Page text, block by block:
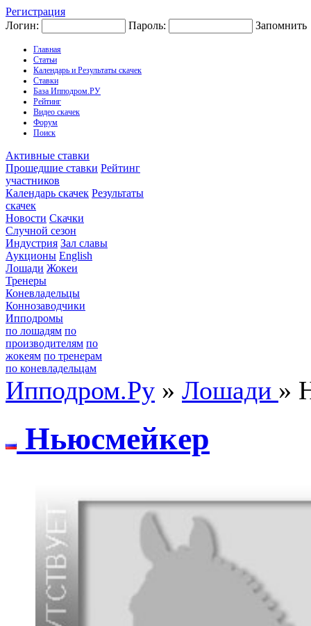
Регистрация
Логин:
Пароль: Запомнить
Главная
Статьи
Календарь и Результаты скачек
Ставки
База Ипподром.РУ
Рейтинг
Видео скачек
Форум
Поиск
Активные ставки
Прошедшие ставки Рейтинг
участников
Календарь скачек Результаты
скачек
Новости Скачки
Случной сезон
Индустрия Зал славы
Аукционы English
Лошади Жокеи
Тренеры
Коневладельцы
Коннозаводчики
Ипподромы
по лошадям по
производителям по
жокеям по тренерам
по коневладельцам
Ипподром.Ру » Лошади »
Hьюcмeйкeр